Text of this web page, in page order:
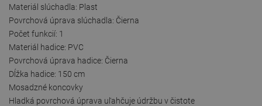
Materiál slúchadla: Plast
Povrchová úprava slúchadla: Čierna
Počet funkcií: 1
Materiál hadice: PVC
Povrchová úprava hadice: Čierna
Dĺžka hadice: 150 cm
Mosadzné koncovky
Hladká povrchová úprava uľahčuje údržbu v čistote